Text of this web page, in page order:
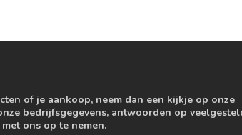
of je aankoop, neem dan een kijkje op onze
bedrijfsgegevens, antwoorden op
ons op te nemen.